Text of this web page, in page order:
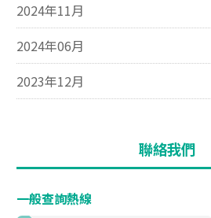
2024年11月
2024年06月
2023年12月
聯絡我們
一般查詢熱線